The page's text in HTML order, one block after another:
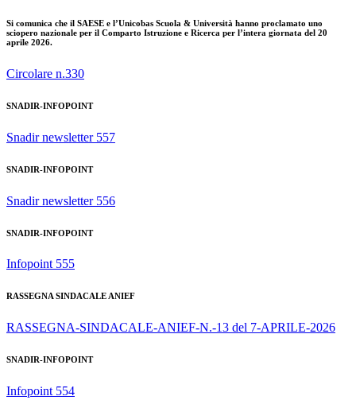
Si comunica che il SAESE e l’Unicobas Scuola & Università hanno proclamato uno
sciopero nazionale per il Comparto Istruzione e Ricerca per l’intera giornata del 20
aprile 2026.
Circolare n.330
SNADIR-INFOPOINT
Snadir newsletter 557
SNADIR-INFOPOINT
Snadir newsletter 556
SNADIR-INFOPOINT
Infopoint 555
RASSEGNA SINDACALE ANIEF
RASSEGNA-SINDACALE-ANIEF-N.-13 del 7-APRILE-2026
SNADIR-INFOPOINT
Infopoint 554